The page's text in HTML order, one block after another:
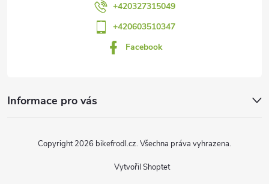
+420327315049
+420603510347
Facebook
Informace pro vás
Vytvořil Shoptet
Copyright 2026 bikefrodl.cz. Všechna práva vyhrazena.